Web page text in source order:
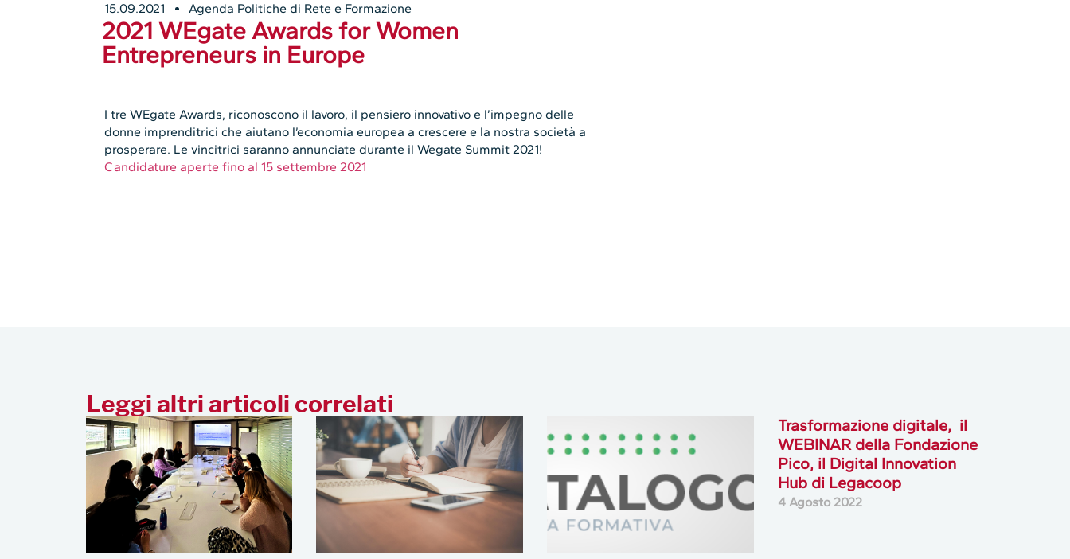
15.09.2021 Agenda Politiche di Rete e Formazione
2021 WEgate Awards for Women
Entrepreneurs in Europe
I tre WEgate Awards, riconoscono il lavoro, il pensiero innovativo e l’impegno delle
donne imprenditrici che aiutano l’economia europea a crescere e la nostra società a
prosperare. Le vincitrici saranno annunciate durante il Wegate Summit 2021!
Candidature aperte fino al 15 settembre 2021
Leggi altri articoli correlati
Trasformazione digitale, il
WEBINAR della Fondazione
Pico, il Digital Innovation
Hub di Legacoop
4 Agosto 2022